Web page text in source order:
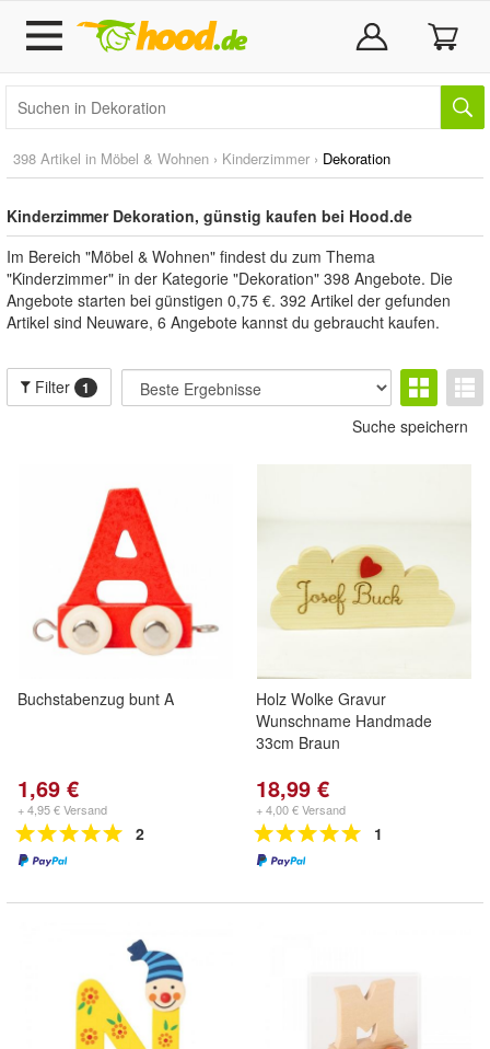
398 Artikel in Möbel & Wohnen › Kinderzimmer › Dekoration
Kinderzimmer Dekoration, günstig kaufen bei Hood.de
Im Bereich "Möbel & Wohnen" findest du zum Thema
"Kinderzimmer" in der Kategorie "Dekoration" 398 Angebote. Die
Angebote starten bei günstigen 0,75 €. 392 Artikel der gefunden
Artikel sind Neuware, 6 Angebote kannst du gebraucht kaufen.
Filter 1
Suche speichern
Buchstabenzug bunt A
1,69 €
+ 4,95 € Versand
2
Holz Wolke Gravur
Wunschname Handmade
33cm Braun
18,99 €
+ 4,00 € Versand
1